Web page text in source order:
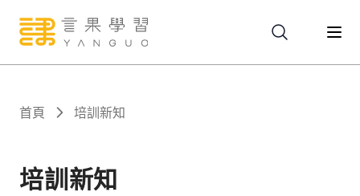
關於
首頁 培訓新知
培訓新知